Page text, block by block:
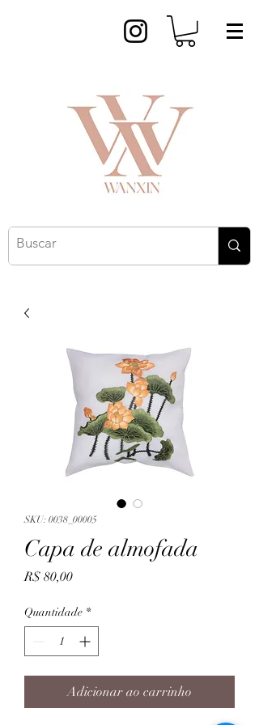
SKU: 0038_00005
Capa de almofada
R$ 80,00Preço
Quantidade *
Adicionar ao carrinho